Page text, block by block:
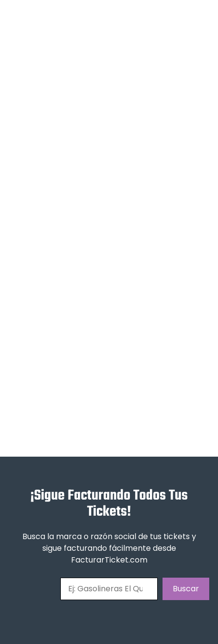
¡Sigue Facturando Todos Tus
Tickets!
Busca la marca o razón social de tus tickets y
sigue facturando fácilmente desde
FacturarTicket.com
Buscar
Buscar